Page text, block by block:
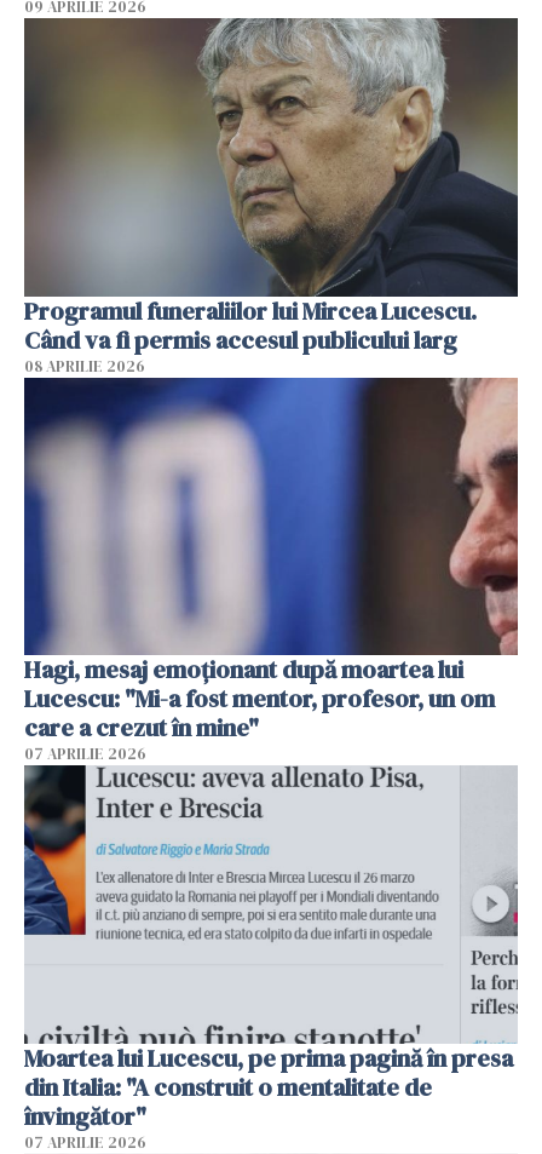
09 APRILIE 2026
Programul funeraliilor lui Mircea Lucescu.
Când va fi permis accesul publicului larg
08 APRILIE 2026
Hagi, mesaj emoționant după moartea lui
Lucescu: "Mi-a fost mentor, profesor, un om
care a crezut în mine"
07 APRILIE 2026
Moartea lui Lucescu, pe prima pagină în presa
din Italia: "A construit o mentalitate de
învingător"
07 APRILIE 2026